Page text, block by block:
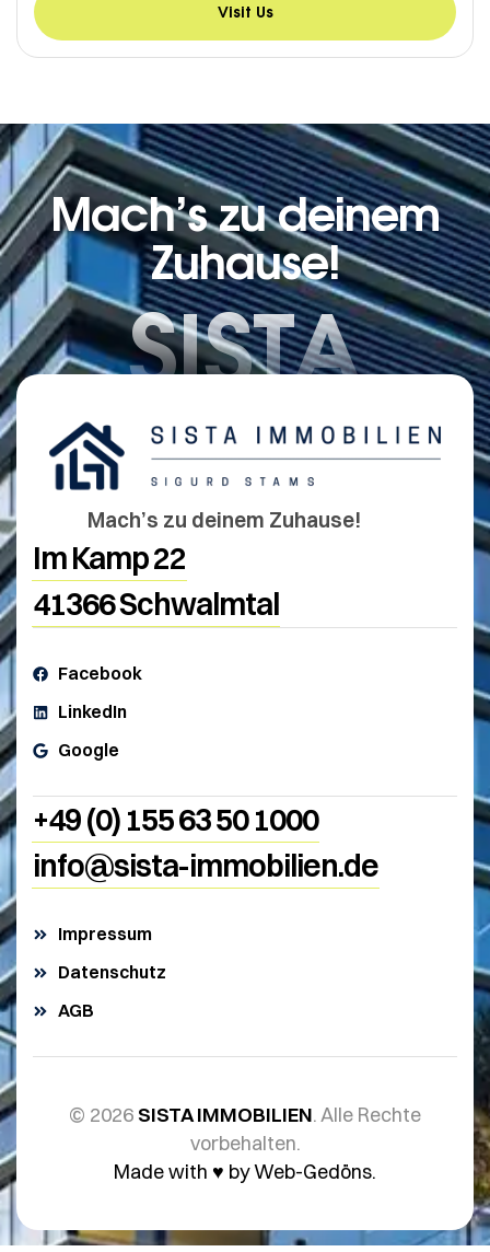
Visit Us
Mach’s zu deinem
Zuhause!
SISTA
Mach’s zu deinem Zuhause!
Im Kamp 22
41366 Schwalmtal
Facebook
LinkedIn
Google
+49 (0) 155 63 50 1000
info@sista-immobilien.de
Impressum
Datenschutz
AGB
© 2026SISTA IMMOBILIEN. Alle Rechte
vorbehalten.
Made with ♥️ by Web-Gedöns.